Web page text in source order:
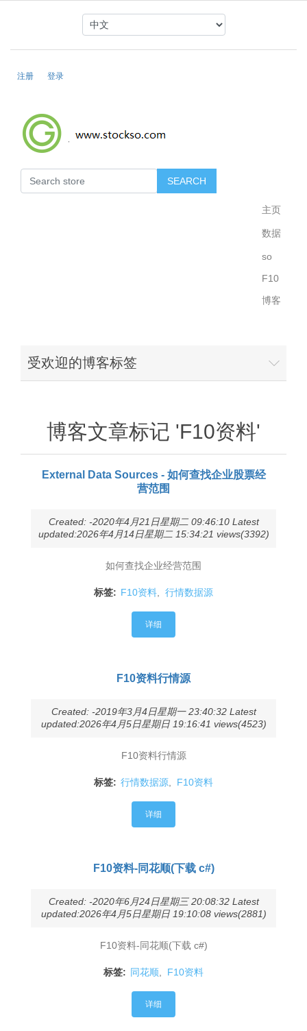
注册 登录
主页
数据
so
F10
博客
受欢迎的博客标签
博客文章标记 'F10资料'
External Data Sources - 如何查找企业股票经
营范围
Created: -2020年4月21日星期二 09:46:10 Latest
updated:2026年4月14日星期二 15:34:21 views(3392)
如何查找企业经营范围
标签: F10资料 行情数据源
详细
F10资料行情源
Created: -2019年3月4日星期一 23:40:32 Latest
updated:2026年4月5日星期日 19:16:41 views(4523)
F10资料行情源
标签: 行情数据源 F10资料
详细
F10资料-同花顺(下载 c#)
Created: -2020年6月24日星期三 20:08:32 Latest
updated:2026年4月5日星期日 19:10:08 views(2881)
F10资料-同花顺(下载 c#)
标签: 同花顺 F10资料
详细